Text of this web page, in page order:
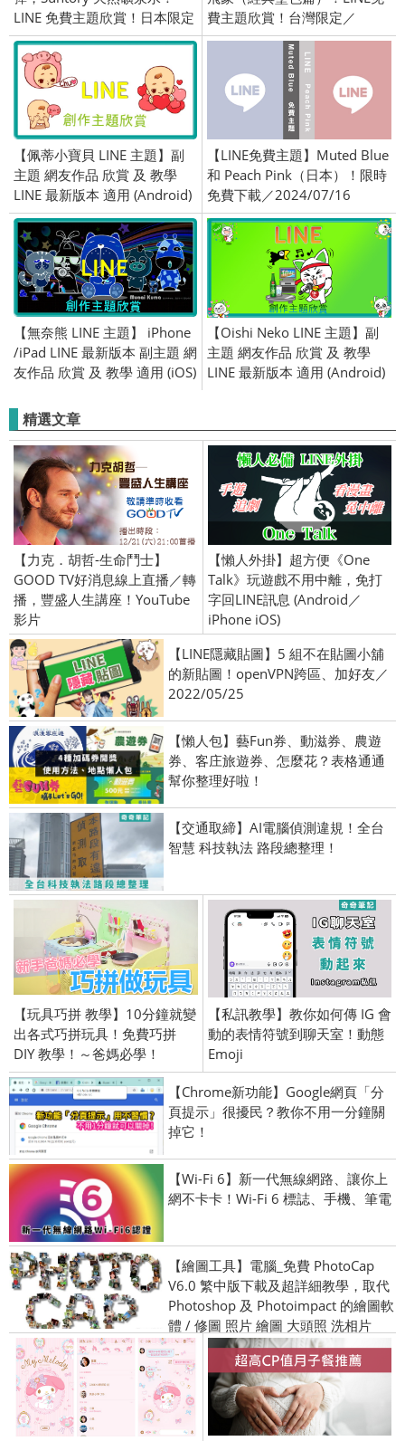
LINE 免費主題欣賞！日本限定
／OpenVPN 跨區／
2016/05/24
費主題欣賞！台灣限定／
2019/03/21
【佩蒂小寶貝 LINE 主題】副
主題 網友作品 欣賞 及 教學
LINE 最新版本 適用 (Android)
【LINE免費主題】Muted Blue
和 Peach Pink（日本）！限時
免費下載／2024/07/16
【無奈熊 LINE 主題】 iPhone
/iPad LINE 最新版本 副主題 網
友作品 欣賞 及 教學 適用 (iOS)
【Oishi Neko LINE 主題】副
主題 網友作品 欣賞 及 教學
LINE 最新版本 適用 (Android)
精選文章
【力克．胡哲-生命鬥士】
GOOD TV好消息線上直播／轉
播，豐盛人生講座！YouTube
影片
【懶人外掛】超方便《One
Talk》玩遊戲不用中離，免打
字回LINE訊息 (Android／
iPhone iOS)
【LINE隱藏貼圖】5 組不在貼圖小舖
的新貼圖！openVPN跨區、加好友／
2022/05/25
【懶人包】藝Fun券、動滋券、農遊
券、客庄旅遊券、怎麼花？表格通通
幫你整理好啦！
【交通取締】AI電腦偵測違規！全台
智慧 科技執法 路段總整理！
【玩具巧拼 教學】10分鐘就變
出各式巧拼玩具！免費巧拼
DIY 教學！～爸媽必學！
【私訊教學】教你如何傳 IG 會
動的表情符號到聊天室！動態
Emoji
【Chrome新功能】Google網頁「分
頁提示」很擾民？教你不用一分鐘關
掉它！
【Wi-Fi 6】新一代無線網路、讓你上
網不卡卡！Wi-Fi 6 標誌、手機、筆電
【繪圖工具】電腦_免費 PhotoCap
V6.0 繁中版下載及超詳細教學，取代
Photoshop 及 Photoimpact 的繪圖軟
體 / 修圖 照片 繪圖 大頭照 洗相片